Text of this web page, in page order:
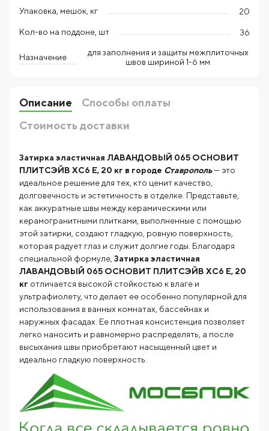
Упаковка, мешок, кг 20
Кол-во на поддоне, шт 36
Назначение
для заполнения и защиты межплиточных
швов шириной 1-6 мм
Описание
Способы оплаты
Стоимость доставки
Затирка эластичная ЛАВАНДОВЫЙ 065 ОСНОВИТ
ПЛИТСЭЙВ XC6 Е, 20 кг в городе Ставрополь— это
идеальное решение для тех, кто ценит качество,
долговечность и эстетичность в отделке. Представьте,
как аккуратные швы между керамическими или
керамогранитными плитками, выполненные с помощью
этой затирки, создают гладкую, ровную поверхность,
которая радует глаз и служит долгие годы. Благодаря
специальной формуле, Затирка эластичная
ЛАВАНДОВЫЙ 065 ОСНОВИТ ПЛИТСЭЙВ XC6 Е, 20
кг отличается высокой стойкостью к влаге и
ультрафиолету, что делает ее особенно популярной для
использования в ванных комнатах, бассейнах и
наружных фасадах. Ее плотная консистенция позволяет
легко наносить и равномерно распределять, а после
высыхания швы приобретают насыщенный цвет и
идеально гладкую поверхность.